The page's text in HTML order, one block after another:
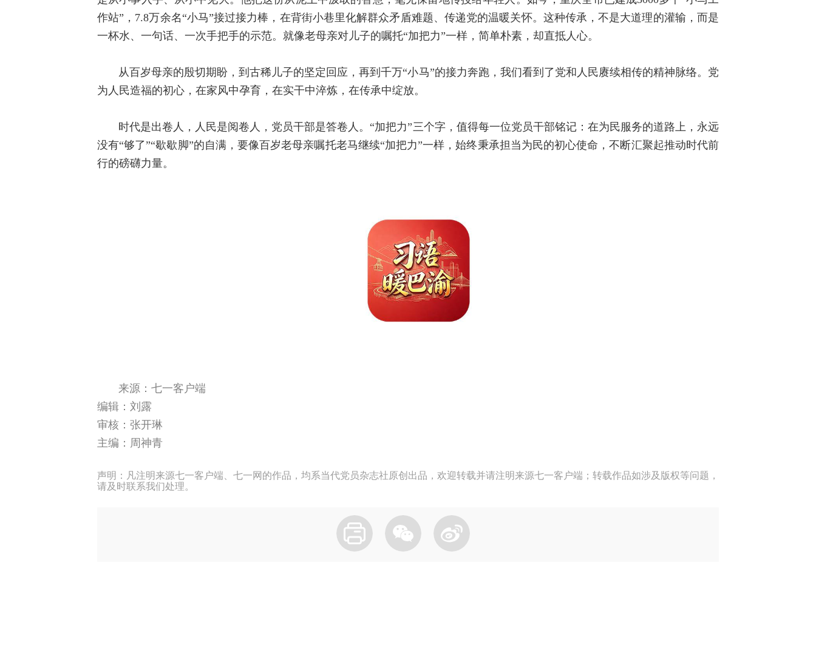
作站”，7.8万余名“小马”接过接力棒，在背街小巷里化解群众矛盾难题、传递党的温暖关怀。这种传承，不是大道理的灌输，而是
一杯水、一句话、一次手把手的示范。就像老母亲对儿子的嘱托“加把力”一样，简单朴素，却直抵人心。
从百岁母亲的殷切期盼，到古稀儿子的坚定回应，再到千万“小马”的接力奔跑，我们看到了党和人民赓续相传的精神脉络。党
为人民造福的初心，在家风中孕育，在实干中淬炼，在传承中绽放。
时代是出卷人，人民是阅卷人，党员干部是答卷人。“加把力”三个字，值得每一位党员干部铭记：在为民服务的道路上，永远
没有“够了”“歇歇脚”的自满，要像百岁老母亲嘱托老马继续“加把力”一样，始终秉承担当为民的初心使命，不断汇聚起推动时代前
行的磅礴力量。
来源：七一客户端
编辑：刘露
审核：张开琳
主编：周神青
声明：凡注明来源七一客户端、七一网的作品，均系当代党员杂志社原创出品，欢迎转载并请注明来源七一客户端；转载作品如涉及版权等问题，
请及时联系我们处理。